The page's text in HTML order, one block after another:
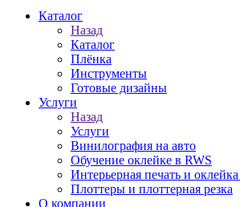
Каталог
Назад
Каталог
Плёнка
Инструменты
Готовые дизайны
Услуги
Назад
Услуги
Винилография на авто
Обучение оклейке в RWS
Интерьерная печать и
Плоттеры и плоттерная резка
О компании